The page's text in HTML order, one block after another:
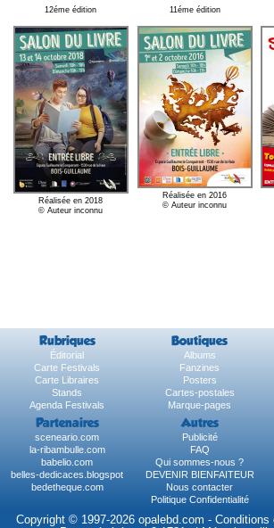
12éme édition
Réalisée en 2018
© Auteur inconnu
11éme édition
Réalisée en 2016
© Auteur inconnu
Rubriques Boutiques
Éditorial Albums
Carte Festivals
Fanzines
Carte Libraires
Posters
Stands
Cartes-postales
Agenda Festivals
Marque-pages
Partenaires Autres
sceneario.com Publicité
la-ribambulle.com
FAQ
babelio.com
Qui sommes-nous ?
belles-dedicaces.blogspot
DEVENIR BIENFAITEUR
bedetheque.com
Nous contacter
Politique Confidentialité
Copyright © 1997-2026 opalebd.com - Conditions